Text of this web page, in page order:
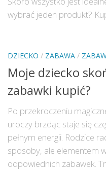
wybrać jeden produkt?
DZIECKO / ZABAWA /
Moje dziecko
zabawki kupić?
Po przekroczeniu
uroczy brzdąc staje się
pełnym energii. Rodzice
sposoby, ale elementem
odpowiednich zabawek.